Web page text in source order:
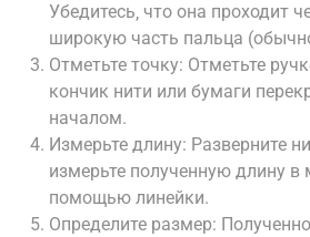
Убедитесь‚ что она проходит
широкую часть пальца
Отметьте точку: Отметьте
кончик нити или бумаги
началом.
Измерьте длину: Разверните
измерьте полученную длину в
помощью линейки.
Определите размер: